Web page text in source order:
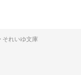
それいゆ文庫